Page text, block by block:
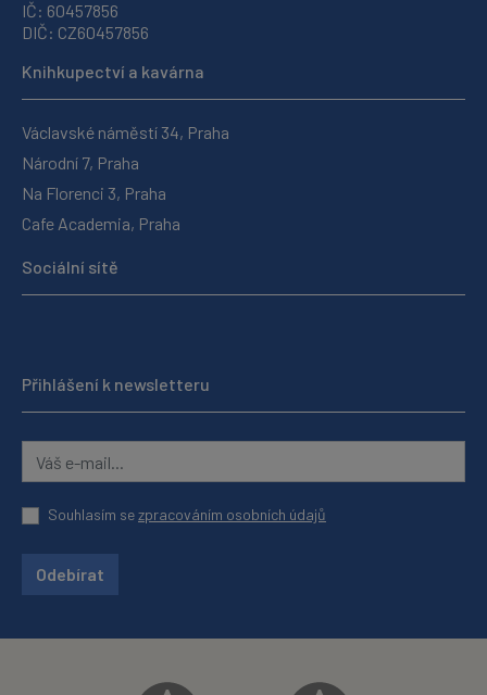
IČ: 60457856
DIČ: CZ60457856
Knihkupectví a kavárna
Václavské náměstí 34, Praha
Národní 7, Praha
Na Florenci 3, Praha
Cafe Academia, Praha
Sociální sítě
Přihlášení k newsletteru
Souhlasím sezpracováním osobních údajů
Odebírat